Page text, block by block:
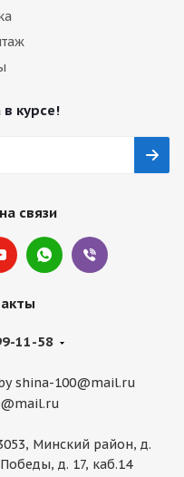
в курсе!
связи
11-58
shina-100@mail.ru
Минский район, д.
д. 17, каб.14